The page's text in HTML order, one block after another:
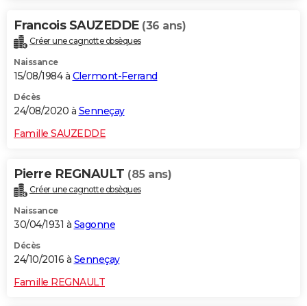
Carte de Noël
Carte Bonne année
Carte Saint-Valentin
Carte Pâques
Carte d'anniversaire
DICTIONNAIRE
Dictionnaire
Biographies
Citations
Expressions
Proverbes
PROGRAMME TV
S'inscrire
Se connecter
Lycées
Collèges
Primaires
Universités
Entreprises
Service militaire
Avis de recherche
AVIS DE DÉCÈS
FORUM
Bricolage
Lifestyle
Culture
Sport
Auto
Television
Voyage
Cinema
Francois SAUZEDDE (36 ans)
Créer une cagnotte obsèques
Naissance
15/08/1984 à Clermont-Ferrand
Décès
24/08/2020 à Senneçay
Famille SAUZEDDE
Pierre REGNAULT (85 ans)
Créer une cagnotte obsèques
Naissance
30/04/1931 à Sagonne
Décès
24/10/2016 à Senneçay
Famille REGNAULT